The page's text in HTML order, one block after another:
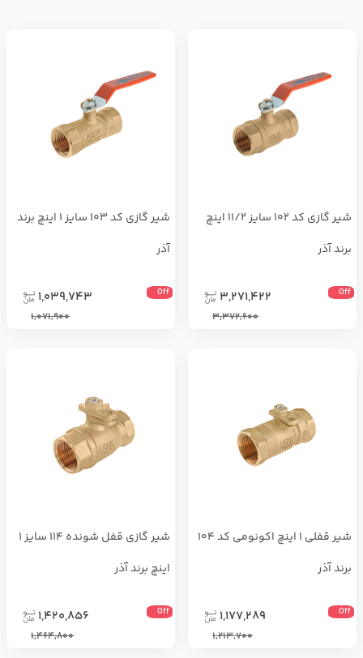
شیر گازی کد 102 سایز 11/2 اینچ
برند آذر
Off
3,271,422
3,372,600
شیر گازی کد 103 سایز 1 اینچ برند
آذر
Off
1,039,743
1,071,900
شیر قفلی 1 اینچ اکونومی کد 104
برند آذر
Off
1,177,289
1,213,700
شیر گازی قفل شونده 114 سایز 1
اینچ برند آذر
Off
1,420,856
1,464,800